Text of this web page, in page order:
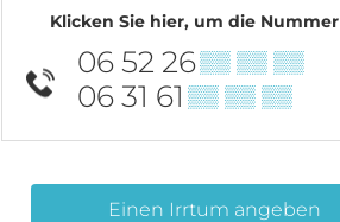
Klicken Sie hier, um die Nummer
06 52 26▒▒ ▒▒ ▒▒
06 31 61 ▒▒ ▒▒ ▒▒
Einen Irrtum angeben